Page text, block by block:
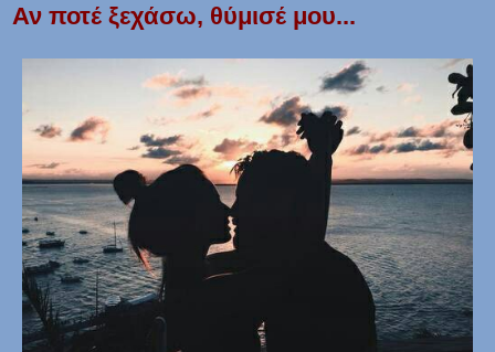
Αν ποτέ ξεχάσω, θύμισέ μου...